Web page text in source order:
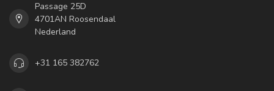
Passage 25D
4701AN Roosendaal
Nederland
+31 165 382762